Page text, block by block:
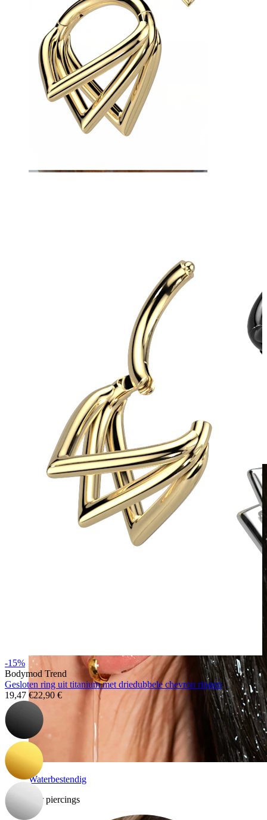
Wenkbrauw
Clip-on
Waterbestendig
Oor piercings
-15%
Bodymod Trend
Gesloten ring uit titanium met driedubbele chevron ringen
19,47 €22,90 €